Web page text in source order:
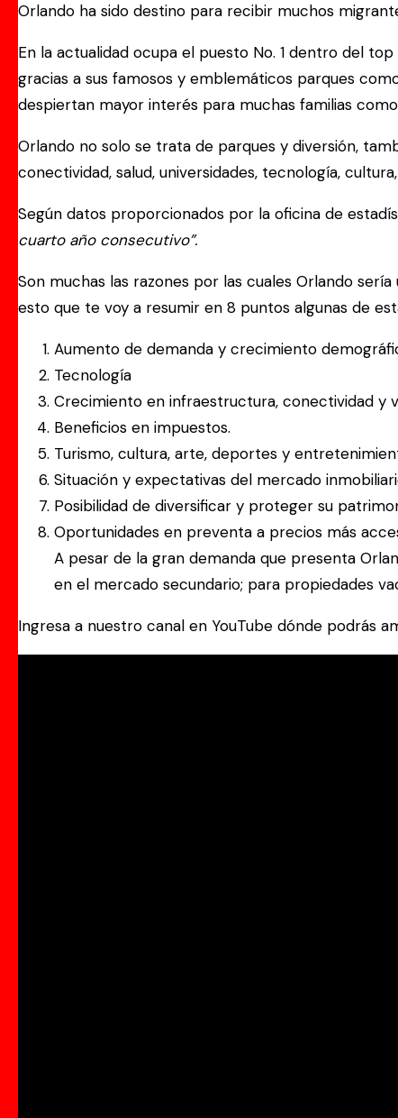
Orlando ha sido destino para recibir muchos
En la actualidad ocupa el puesto No. 1 dentro del
gracias a sus famosos y emblemáticos parques
despiertan mayor interés para muchas familias
Orlando no solo se trata de parques y diversión,
conectividad, salud, universidades, tecnología,
Según datos proporcionados por la oficina de
cuarto año consecutivo”.
Son muchas las razones por las cuales Orlando
esto que te voy a resumir en 8 puntos algunas de
Aumento de demanda y crecimiento
Tecnología
Crecimiento en infraestructura, conectividad y
Beneficios en impuestos.
Turismo, cultura, arte, deportes y
Situación y expectativas del mercado
Posibilidad de diversificar y proteger su
Oportunidades en preventa a precios más
A pesar de la gran demanda que presenta
en el mercado secundario; para propiedades
Ingresa a nuestro canal en YouTube dónde podrás